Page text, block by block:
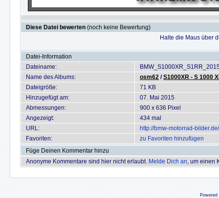
Diese Datei bewerten (noch keine Bewertung)
Halte die Maus über
Datei-Information
Dateiname:
Name des Albums:
osm62 /S1000XR - S 1000
Dateigröße:
71 KB
Hinzugefügt am:
07. Mai 2015
Abmessungen:
900 x 636 Pixel
Angezeigt:
434 mal
URL:
http://bmw-motorrad-
Favoriten:
zu Favoriten hinzufügen
Füge Deinen Kommentar hinzu
Anonyme Kommentare sind hier nicht erlaubt. Melde Dich an, um einen